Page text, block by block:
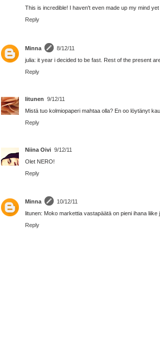
This is incredible! I haven't even made up my mind
Reply
Minna
8/12/11
julia: it year i decided to be fast. Rest of the present
Reply
Iitunen 9/12/11
Mistä tuo kolmiopaperi mahtaa olla? En oo löytänyt
Reply
Niina Oivi 9/12/11
Olet NERO!
Reply
Minna
10/12/11
litunen: Moko markettia vastapäätä on pieni ihana
Reply